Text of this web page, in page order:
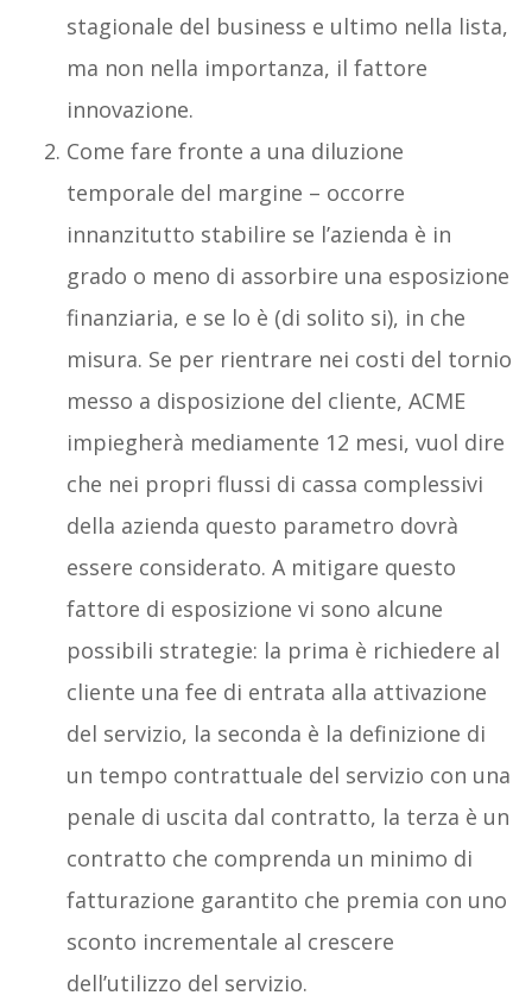
stagionale del business e ultimo nella lista,
ma non nella importanza, il fattore
innovazione.
Come fare fronte a una diluzione
temporale del margine – occorre
innanzitutto stabilire se l’azienda è in
grado o meno di assorbire una esposizione
finanziaria, e se lo è (di solito si), in che
misura. Se per rientrare nei costi del tornio
messo a disposizione del cliente, ACME
impiegherà mediamente 12 mesi, vuol dire
che nei propri flussi di cassa complessivi
della azienda questo parametro dovrà
essere considerato. A mitigare questo
fattore di esposizione vi sono alcune
possibili strategie: la prima è richiedere al
cliente una fee di entrata alla attivazione
del servizio, la seconda è la definizione di
un tempo contrattuale del servizio con una
penale di uscita dal contratto, la terza è un
contratto che comprenda un minimo di
fatturazione garantito che premia con uno
sconto incrementale al crescere
dell’utilizzo del servizio.